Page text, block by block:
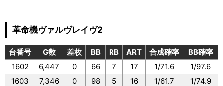
革命機ヴァルヴレイヴ2
台番号 G数 差枚 BB RB ART 合成確率
BB確率
1602
6,447 0 66 7 17 1/71.6
1/97.6
1603
7,346 0 98 5 16 1/61.7 1/74.9